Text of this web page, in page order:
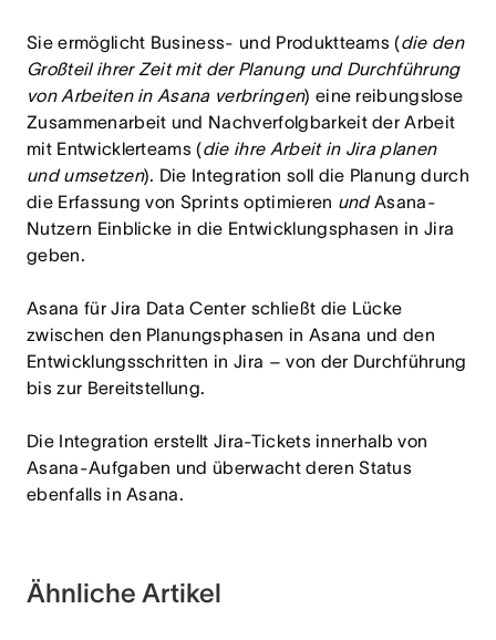
Sie ermöglicht Business- und Produktteams (die den
Großteil ihrer Zeit mit der Planung und Durchführung
von Arbeiten in Asana verbringen) eine reibungslose
Zusammenarbeit und Nachverfolgbarkeit der Arbeit
mit Entwicklerteams (die ihre Arbeit in Jira planen
und umsetzen). Die Integration soll die Planung durch
die Erfassung von Sprints optimieren undAsana-
Nutzern Einblicke in die Entwicklungsphasen in Jira
geben.
Asana für Jira Data Center schließt die Lücke
zwischen den Planungsphasen in Asana und den
Entwicklungsschritten in Jira – von der Durchführung
bis zur Bereitstellung.
Die Integration erstellt Jira-Tickets innerhalb von
Asana-Aufgaben und überwacht deren Status
ebenfalls in Asana.
Ähnliche Artikel